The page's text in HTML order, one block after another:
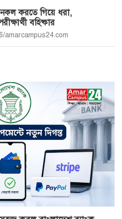
করতে গিয়ে ধরা,
বহিষ্কার
amarcampus24.com